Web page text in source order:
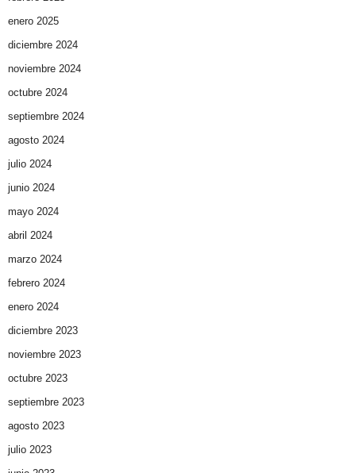
enero 2025
diciembre 2024
noviembre 2024
octubre 2024
septiembre 2024
agosto 2024
julio 2024
junio 2024
mayo 2024
abril 2024
marzo 2024
febrero 2024
enero 2024
diciembre 2023
noviembre 2023
octubre 2023
septiembre 2023
agosto 2023
julio 2023